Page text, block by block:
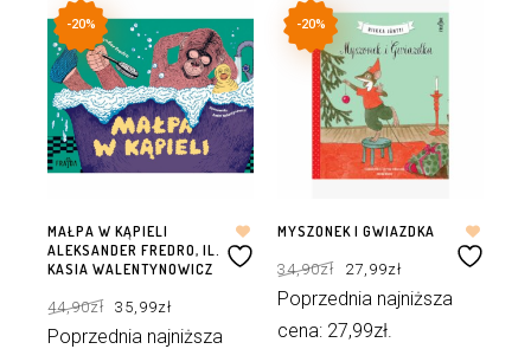
-20%
MAŁPA W KĄPIELI
ALEKSANDER FREDRO, IL.
KASIA WALENTYNOWICZ
44,90zł cena
wynosiła:
44,90zł.
35,99złcena
35,99zł.
Poprzednia najniższa
-20%
MYSZONEK I GWIAZDKA
34,90zł cena
wynosiła:
34,90zł.
27,99zł
Aktualna
cena
27,99zł.
Poprzednia najniższa
cena: 27,99zł.